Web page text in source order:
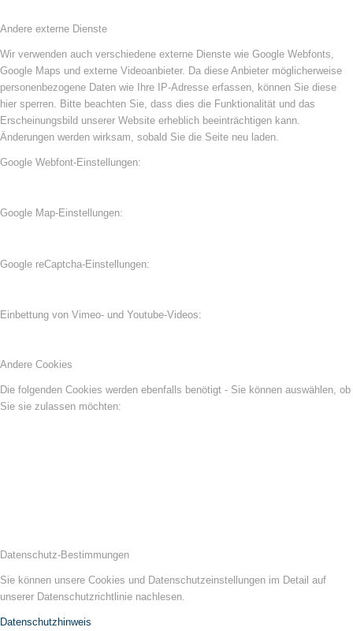
Andere externe Dienste
Wir verwenden auch verschiedene externe Dienste wie Google Webfonts,
Google Maps und externe Videoanbieter. Da diese Anbieter möglicherweise
personenbezogene Daten wie Ihre IP-Adresse erfassen, können Sie diese
hier sperren. Bitte beachten Sie, dass dies die Funktionalität und das
Erscheinungsbild unserer Website erheblich beeinträchtigen kann.
Änderungen werden wirksam, sobald Sie die Seite neu laden.
Google Webfont-Einstellungen:
Google Map-Einstellungen:
Google reCaptcha-Einstellungen:
Einbettung von Vimeo- und Youtube-Videos:
Andere Cookies
Die folgenden Cookies werden ebenfalls benötigt - Sie können auswählen, ob
Sie sie zulassen möchten:
Datenschutz-Bestimmungen
Sie können unsere Cookies und Datenschutzeinstellungen im Detail auf
unserer Datenschutzrichtlinie nachlesen.
Datenschutzhinweis